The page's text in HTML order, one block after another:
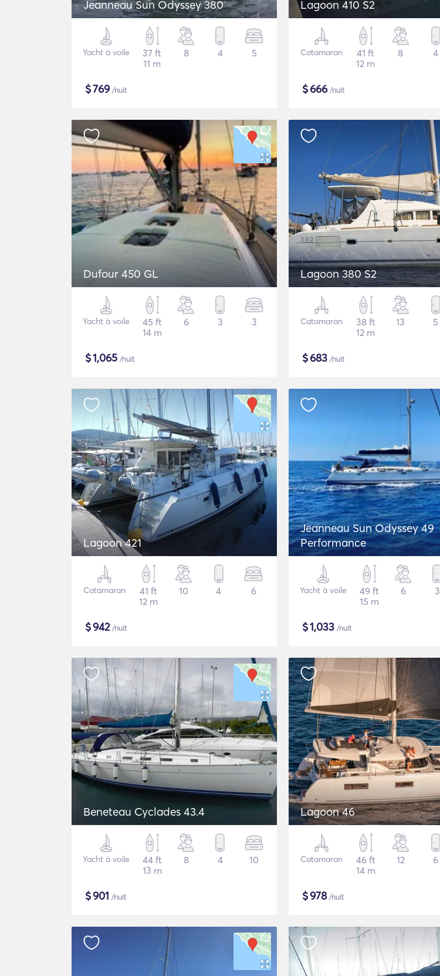
Jeanneau Sun Odyssey 380
Yacht à voile
37 ft
11 m
8 4 5
$769/nuit
Lagoon 410 S2
Catamaran
41 ft
12 m
8 4
$666/nuit
Dufour 450 GL
Yacht à voile
45 ft
14 m
6 3 3
$1,065 /nuit
Lagoon 380 S2
Catamaran
38 ft
12 m
13 5
$683 /nuit
Lagoon 421
Catamaran
41 ft
12 m
10 4 6
$942/nuit
Jeanneau Sun Odyssey 49
Performance
Yacht à voile
49 ft
15 m
6 3
$1,033 /nuit
Beneteau Cyclades 43.4
Yacht à voile
44 ft
13 m
8 4 10
$901 /nuit
Lagoon 46
Catamaran
46 ft
14 m
12 6
$978/nuit